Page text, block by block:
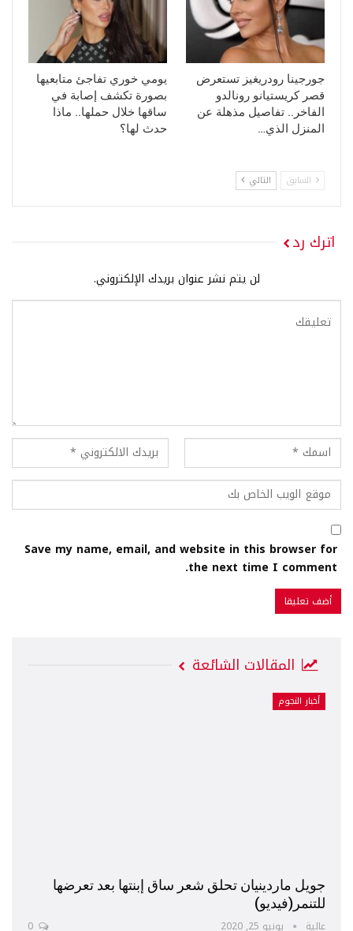
جورجينا رودريغيز تستعرض
قصر كريستيانو رونالدو
الفاخر.. تفاصيل مذهلة عن
المنزل الذي…
يومي خوري تفاجئ متابعيها
بصورة تكشف إصابة في
ساقها خلال حملها.. ماذا
حدث لها؟
السابق التالي
اترك رد
لن يتم نشر عنوان بريدك الإلكتروني.
Save my name, email, and website in this browser for
the next time I comment.
المقالات الشائعة
أخبار النجوم
جويل ماردينيان تحلق شعر ساق إبنتها بعد تعرضها
للتنمر(فيديو)
عالية يونيو 25, 2020